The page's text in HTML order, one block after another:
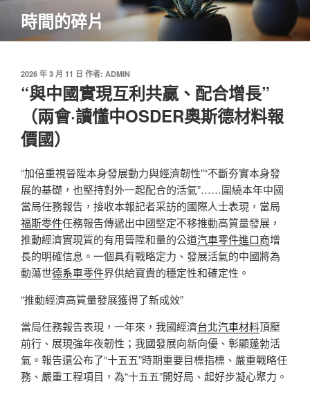
主
時間的碎片
發
佈
2026 年 3 月 11 日 作者: ADMIN
“與中國實現互利共贏、配合增長”
（兩會·讀懂中OSDER奧斯德材料報
價國）
“加倍重視晉陞本身發展動力與經濟韌性”“不斷夯實本身發
展的基礎，也堅持對外一起配合的活氣”……圍繞本年中國
當局任務報告，接收本報記者采訪的國際人士表現，當局
福斯零件任務報告傳遞出中國堅定不移推動高質量發展，
推動經濟實現質的有用晉陞和量的公道汽車零件進口商增
長的明確信息。一個具有戰略定力、發展活氣的中國將為
動蕩世德系車零件界供給寶貴的穩定性和確定性。
“推動經濟高質量發展獲得了新成效”
當局任務報告表現，一年來，我國經濟台北汽車材料頂壓
前行、展現強年夜韌性；我國發展向新向優、彰顯蓬勃活
氣。報告還公布了“十五五”時期重要目標指標、嚴重戰略任
務、嚴重工程項目，為“十五五”開好局、起好步凝心聚力。